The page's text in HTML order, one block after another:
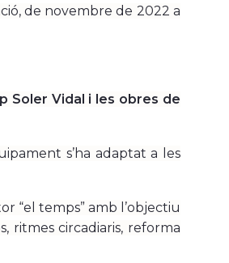
de novembre de 2022 a
Soler Vidal i les obres de
s’ha adaptat a les
“el temps” amb l’objectiu
ritmes circadiaris, reforma